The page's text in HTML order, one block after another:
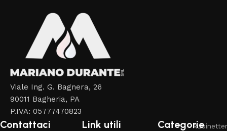
Viale Ing. G. Bagnera, 26
90011 Bagheria, PA
P.IVA: 05777470823
Contattaci Link utili
Categorie